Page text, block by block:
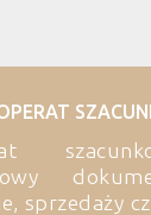
sprzedaży